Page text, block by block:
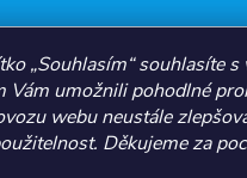
„Souhlasím“ souhlasíte
Vám umožnili pohodlné
webu neustále
Děkujeme za